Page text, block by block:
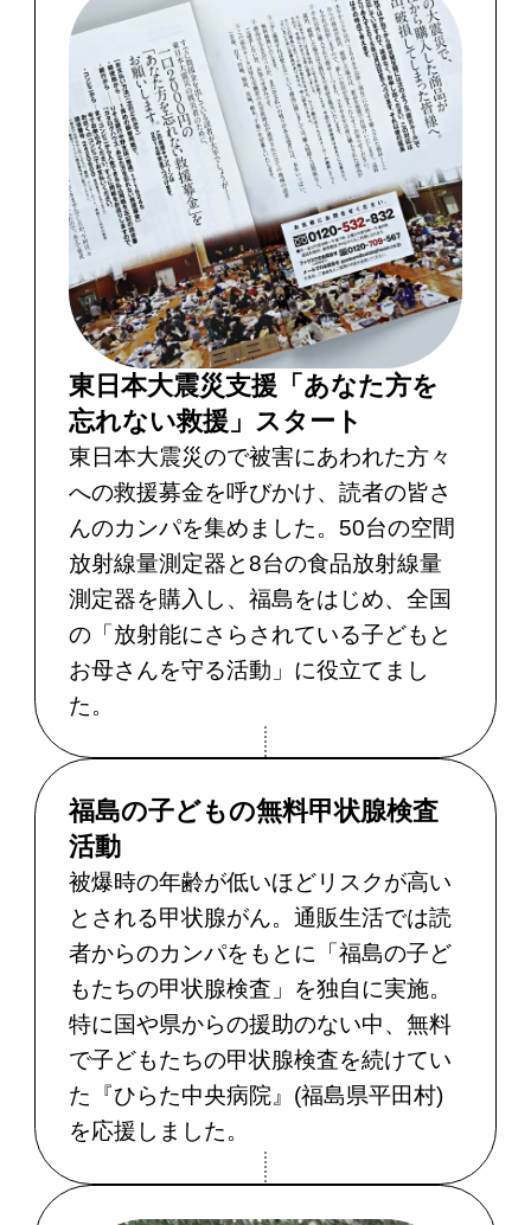
東日本大震災支援「あなた方を
忘れない救援」スタート
東日本大震災ので被害にあわれた方々
への救援募金を呼びかけ、読者の皆さ
んのカンパを集めました。50台の空間
放射線量測定器と8台の食品放射線量
測定器を購入し、福島をはじめ、全国
の「放射能にさらされている子どもと
お母さんを守る活動」に役立てまし
た。
福島の子どもの無料甲状腺検査
活動
被爆時の年齢が低いほどリスクが高い
とされる甲状腺がん。通販生活では読
者からのカンパをもとに「福島の子ど
もたちの甲状腺検査」を独自に実施。
特に国や県からの援助のない中、無料
で子どもたちの甲状腺検査を続けてい
た『ひらた中央病院』(福島県平田村)
を応援しました。